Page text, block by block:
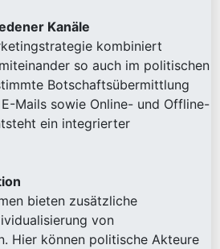
Kanäle
kombiniert
so auch im politischen
Botschaftsübermittlung
Mails sowie Online- und Offline-
ein integrierter
bieten zusätzliche
von
Hier können politische Akteure